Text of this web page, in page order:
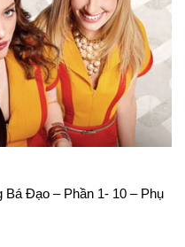
Bá Đạo – Phần 1- 10 – Phụ